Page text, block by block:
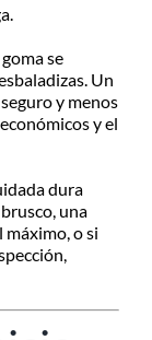
se
Un
y menos
y el
dura
una
máximo, o si